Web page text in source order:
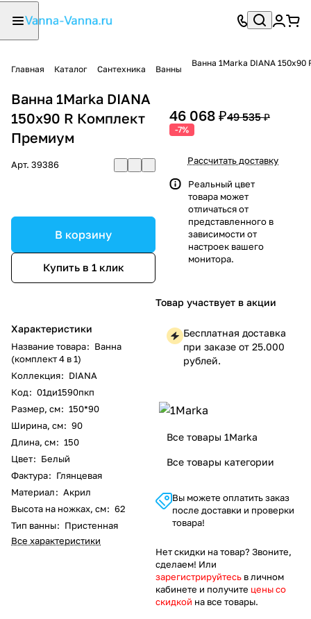
Главная Каталог Сантехника Ванны
Ванна 1Marka DIANA
Ванна 1Marka DIANA
150x90 R Комплект
Премиум
Арт. 39386
В корзину
Купить в 1 клик
Характеристики
Название товара: Ванна
(комплект 4 в 1)
Коллекция: DIANA
Код: 01ди1590пкп
Размер, см: 150*90
Ширина, см: 90
Длина, см: 150
Цвет: Белый
Фактура: Глянцевая
Материал: Акрил
Высота на ножках, см: 62
Тип ванны: Пристенная
Все характеристики
46 068 ₽49 535 ₽
-7%
Рассчитать доставку
Реальный цвет
товара может
отличаться от
представленного в
зависимости от
настроек вашего
монитора.
Товар участвует в акции
Бесплатная доставка
при заказе от 25.000
рублей.
Все товары 1Marka
Все товары категории
Вы можете оплатить заказ
после доставки и проверки
товара!
Нет скидки на товар? Звоните,
сделаем! Или
зарегистрируйтесь в личном
кабинете и получите цены со
скидкой на все товары.